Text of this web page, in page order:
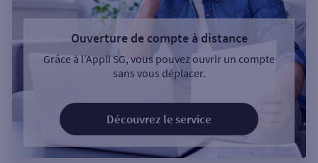
Ouverture de compte à distance
Grâce à l’Appli SG, vous pouvez ouvrir un compte
sans vous déplacer.
Découvrez le service